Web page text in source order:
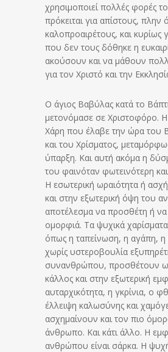
χρησιμοποιεί πολλές φορές
πρόκειται για απίστους, πλην
καλοπροαιρέτους, και κυρίως
που δεν τους δόθηκε η
ακούσουν και να μάθουν
για τον Χριστό και την
Ο άγιος Βαβύλας κατά το
μετονόμασε σε Χριστοφόρο. Η
Χάρη που έλαβε την ώρα του
και του Χρίσματος,
ύπαρξη. Και αυτή ακόμα η
του φαινόταν φωτεινότερη
Η εσωτερική ωραιότητα ή
και στην εξωτερική όψη του
αποτέλεσμα να προσθέτη ή
ομορφιά. Τα ψυχικά χαρίσματα
όπως η ταπείνωση, η αγάπη,
χωρίς υστεροβουλία
συνανθρώπου, προσθέτουν
κάλλος και στην εξωτερική
αυταρχικότητα, η γκρίνια, ο
έλλειψη καλωσύνης και
ασχημαίνουν και τον πιο
άνθρωπο. Και κάτι άλλο. Η
ανθρώπου είναι σάρκα. Η